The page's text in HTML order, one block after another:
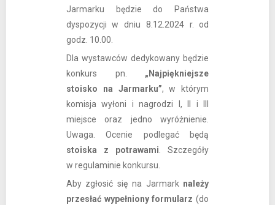
Jarmarku będzie do Państwa
dyspozycji w dniu 8.12.2024 r. od
godz. 10.00.
Dla wystawców dedykowany będzie
konkurs pn. „Najpiękniejsze
stoisko na Jarmarku”, w którym
komisja wyłoni i nagrodzi I, II i III
miejsce oraz jedno wyróżnienie.
Uwaga. Ocenie podlegać będą
stoiska z potrawami. Szczegóły
w regulaminie konkursu.
Aby zgłosić się na Jarmark należy
przesłać wypełniony formularz (do